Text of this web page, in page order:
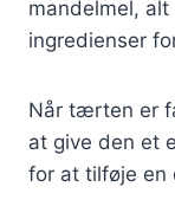
mandelmel,
ingredienser
Når tærten er
at give den et
for at tilføje en